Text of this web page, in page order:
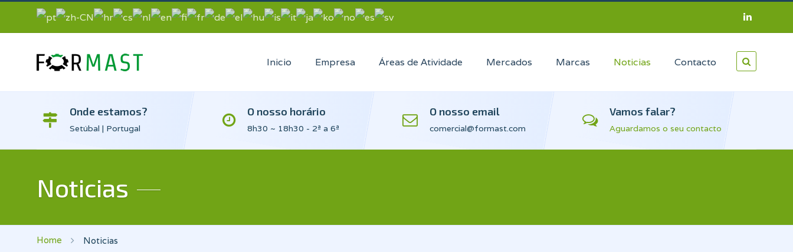
Inicio Empresa Áreas de Atividade Mercados Marcas Noticias Contacto
Onde estamos?
Setúbal | Portugal
O nosso horário
8h30 ~ 18h30 - 2ª a 6ª
O nosso email
comercial@formast.com
Vamos falar?
Aguardamos o seu contacto
Noticias
Home Noticias